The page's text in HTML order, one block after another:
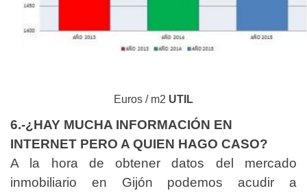
Euros / m2 UTIL
6.-¿HAY MUCHA INFORMACIÓN EN
INTERNET PERO A QUIEN HAGO CASO?
A la hora de obtener datos del mercado
inmobiliario en Gijón podemos acudir a